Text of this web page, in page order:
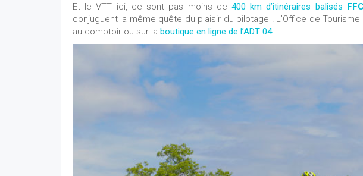
Et le VTT ici, ce sont pas moins de400 km d’itinéraires balisés FFC
conjuguent la même quête du plaisir du pilotage ! L’Office de Tourisme
au comptoir ou sur la boutique en ligne de l’ADT 04.